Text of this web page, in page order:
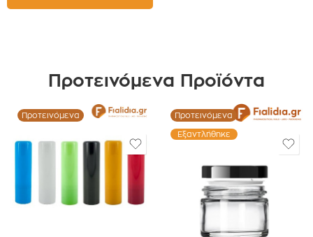
Προτεινόμενα Προϊόντα
Προτεινόμενα Προτεινόμενα
Εξαντλήθηκε